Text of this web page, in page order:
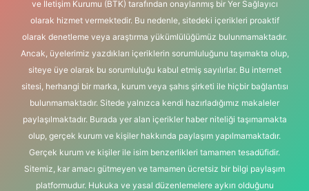
ve İletişim Kurumu (BTK) tarafından onaylanmış bir Yer Sağlayıcı
olarak hizmet vermektedir. Bu nedenle, sitedeki içerikleri proaktif
olarak denetleme veya araştırma yükümlülüğümüz bulunmamaktadır.
Ancak, üyelerimiz yazdıkları içeriklerin sorumluluğunu taşımakta olup,
siteye üye olarak bu sorumluluğu kabul etmiş sayılırlar. Bu internet
sitesi, herhangi bir marka, kurum veya şahıs şirketi ile hiçbir bağlantısı
bulunmamaktadır. Sitede yalnızca kendi hazırladığımız makaleler
paylaşılmaktadır. Burada yer alan içerikler haber niteliği taşımamakta
olup, gerçek kurum ve kişiler hakkında paylaşım yapılmamaktadır.
Gerçek kurum ve kişiler ile isim benzerlikleri tamamen tesadüfidir.
Sitemiz, kar amacı gütmeyen ve tamamen ücretsiz bir bilgi paylaşım
platformudur. Hukuka ve yasal düzenlemelere aykırı olduğunu